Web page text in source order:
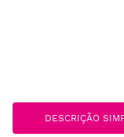
DESCRIÇÃO